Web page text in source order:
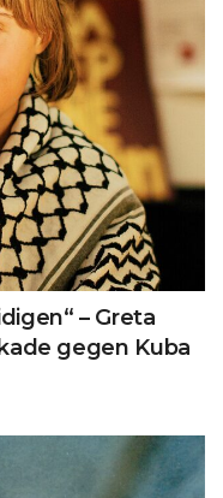
– Greta
gegen Kuba